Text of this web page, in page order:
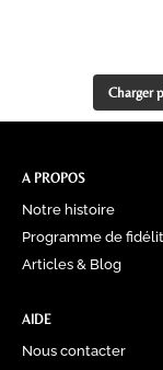
Charger
A PROPOS
Notre histoire
Programme de
Articles & Blog
AIDE
Nous contacter